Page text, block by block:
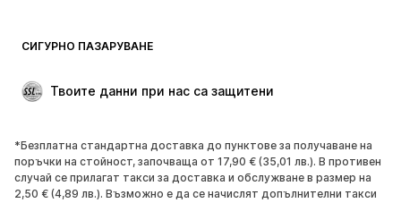
ОБУВКИ
НОВО
Отворени обувки
ЕКСКЛУЗИВНО
СПОРТ
СИГУРНО ПАЗАРУВАНЕ
Твоите данни при нас са защитени
*Безплатна стандартна доставка до пунктове за получаване на
поръчки на стойност, започваща от 17,90 € (35,01 лв.). В противен
случай се прилагат такси за доставка и обслужване в размер на
2,50 € (4,89 лв.). Възможно е да се начислят допълнителни такси